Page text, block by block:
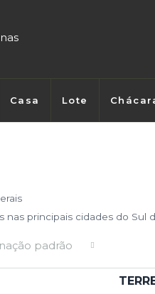
Casa Lote
nas principais cidades do Sul
padrão